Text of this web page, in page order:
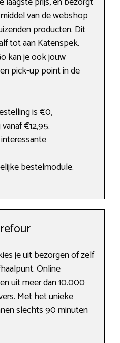
van de webshop
producten. Dit
tot aan Katenspek.
kan je ook jouw
pick-up point in de
is €0,
€12,95.
bestelmodule.
je uit bezorgen of zelf
Online
uit meer dan 10.000
Met het unieke
slechts 90 minuten